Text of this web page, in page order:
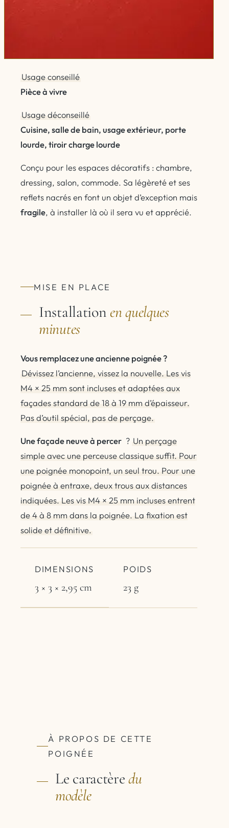
Usage conseillé
Pièce à vivre
Usage déconseillé
Cuisine, salle de bain, usage extérieur, porte
lourde, tiroir charge lourde
Conçu pour les espaces décoratifs : chambre,
dressing, salon, commode. Sa légèreté et ses
reflets nacrés en font un objet d’exception mais
fragile, à installer là où il sera vu et apprécié.
MISE EN PLACE
Installationen quelques
minutes
Vous remplacez une ancienne poignée ?
Dévissez l’ancienne, vissez la nouvelle. Les vis
M4 × 25 mm sont incluses et adaptées aux
façades standard de 18 à 19 mm d’épaisseur.
Pas d’outil spécial, pas de perçage.
Une façade neuve à percer ? Un perçage
simple avec une perceuse classique suffit. Pour
une poignée monopoint, un seul trou. Pour une
poignée à entraxe, deux trous aux distances
indiquées. Les vis M4 × 25 mm incluses entrent
de 4 à 8 mm dans la poignée. La fixation est
solide et définitive.
DIMENSIONS
3 × 3 × 2,95 cm
POIDS
23 g
À PROPOS DE CETTE
POIGNÉE
Le caractèredu
modèle